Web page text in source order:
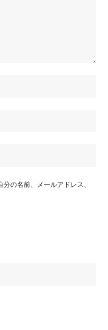
の名前、メールアドレス、